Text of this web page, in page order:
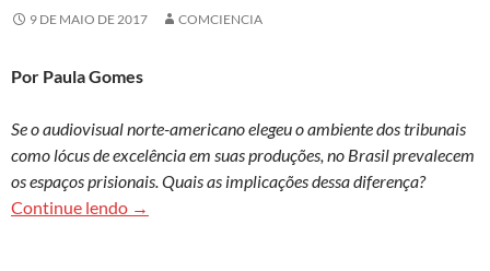
9 DE MAIO DE 2017 COMCIENCIA
Por Paula Gomes
Se o audiovisual norte-americano elegeu o ambiente dos tribunais
como lócus de excelência em suas produções, no Brasil prevalecem
os espaços prisionais. Quais as implicações dessa diferença?
Continue lendo A punição no audiovisual norte-americano e
→